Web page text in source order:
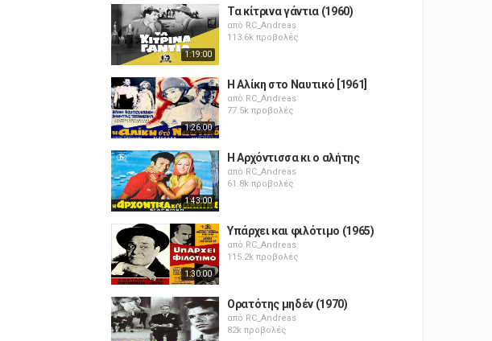
1:19:00
Τα κίτρινα γάντια (1960)
από RC_Andreas
113.6k προβολές
1:26:00
Η Αλίκη στο Ναυτικό [1961]
από RC_Andreas
77.5k προβολές
1:43:00
Η Αρχόντισσα κι ο αλήτης
από RC_Andreas
61.8k προβολές
1:30:00
Υπάρχει και φιλότιμο (1965)
από RC_Andreas
115.2k προβολές
Ορατότης μηδέν (1970)
από RC_Andreas
82k προβολές